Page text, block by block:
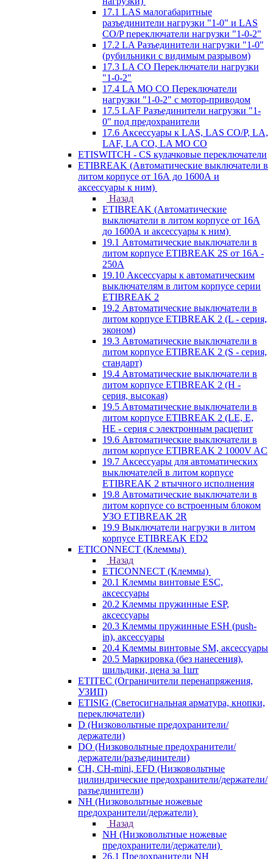
17.1 LAS малогабаритные
разъединители нагрузки "1-0" и LAS
CO/P переключатели нагрузки "1-0-2"
17.2 LA Разъединители нагрузки "1-0"
(рубильники с видимым разрывом)
17.3 LA CO Переключатели нагрузки
"1-0-2"
17.4 LA MO CO Переключатели
нагрузки "1-0-2" с мотор-приводом
17.5 LAF Разъединители нагрузки "1-
0" под предохранители
17.6 Аксессуары к LAS, LAS CO/P, LA,
LAF, LA CO, LA MO CO
ETISWITCH - CS кулачковые переключатели
ETIBREAK (Автоматические выключатели в
литом корпусе от 16А до 1600А и
аксессуары к ним)
Назад
ETIBREAK (Автоматические
выключатели в литом корпусе от 16А
до 1600А и аксессуары к ним)
19.1 Автоматические выключатели в
литом корпусе ETIBREAK 2S от 16A -
250A
19.10 Аксессуары к автоматическим
выключателям в литом корпусе серии
ETIBREAK 2
19.2 Автоматические выключатели в
литом корпусе ETIBREAK 2 (L - серия,
эконом)
19.3 Автоматические выключатели в
литом корпусе ETIBREAK 2 (S - серия,
стандарт)
19.4 Автоматические выключатели в
литом корпусе ETIBREAK 2 (H -
серия, высокая)
19.5 Автоматические выключатели в
литом корпусе ETIBREAK 2 (LE, E,
HE - серия с электронным расцепит
19.6 Автоматические выключатели в
литом корпусе ETIBREAK 2 1000V AC
19.7 Аксессуары для автоматических
выключателей в литом корпусе
ETIBREAK 2 втычного исполнения
19.8 Автоматические выключатели в
литом корпусе со встроенным блоком
УЗО ETIBREAK 2R
19.9 Выключатели нагрузки в литом
корпусе ETIBREAK ED2
ETICONNECT (Клеммы)
Назад
ETICONNECT (Клеммы)
20.1 Клеммы винтовые ESC,
аксессуары
20.2 Клеммы пружинные ESP,
аксессуары
20.3 Клеммы пружинные ESH (push-
in), аксессуары
20.4 Клеммы винтовые SM, аксессуары
20.5 Маркировка (без нанесения),
шильдики, цена за 1шт
ETITEC (Ограничители перенапряжения,
УЗИП)
ETISIG (Светосигнальная арматура, кнопки,
переключатели)
D (Низковольтные предохранители/
держатели)
DO (Низковольтные предохранители/
держатели/разъединители)
CH, CH-mini, EFD (Низковольтные
цилиндрические предохранители/держатели/
разъединители)
NH (Низковольтные ножевые
предохранители/держатели)
Назад
NH (Низковольтные ножевые
предохранители/держатели)
26.1 Предохранители NH